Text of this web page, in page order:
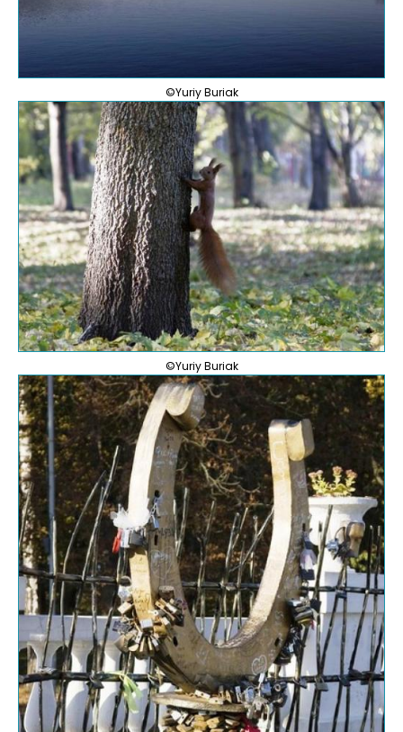
©Yuriy Buriak
©Yuriy Buriak